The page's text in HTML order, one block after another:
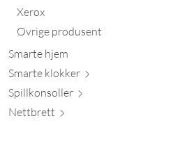
Xerox
Øvrige produsent
Smarte hjem
Smarte klokker
Spillkonsoller
Nettbrett